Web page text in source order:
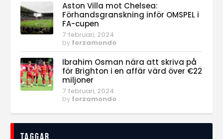
Aston Villa mot Chelsea:
Förhandsgranskning inför OMSPEL i
FA-cupen
7 februari, 2024
by forzamondo
Ibrahim Osman nära att skriva på
för Brighton i en affär värd över €22
miljoner
7 februari, 2024
by forzamondo
Taggar